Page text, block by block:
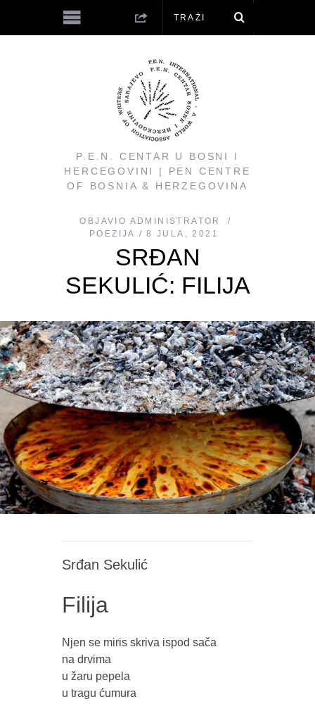
P.E.N. CENTAR U BOSNI I
HERCEGOVINI | PEN CENTRE
OF BOSNIA & HERZEGOVINA
OBJAVIO ADMINISTRATOR
POEZIJA
8 JULA, 2021
SRĐAN
SEKULIĆ: FILIJA
Srđan Sekulić
Filija
Njen se miris skriva ispod sača
na drvima
u žaru pepela
u tragu ćumura